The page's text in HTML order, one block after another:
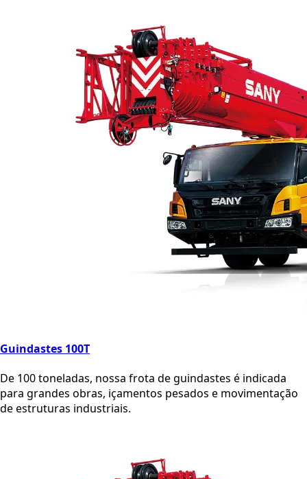
Guindastes 100T
De 100 toneladas, nossa frota de guindastes é indicada
para grandes obras, içamentos pesados e movimentação
de estruturas industriais.